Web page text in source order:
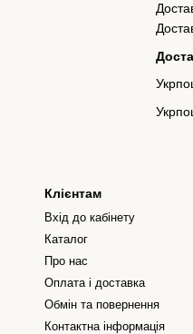
Клієнтам
Вхід до кабінету
Каталог
Про нас
Оплата і доставка
Обмін та повернення
Контактна інформація